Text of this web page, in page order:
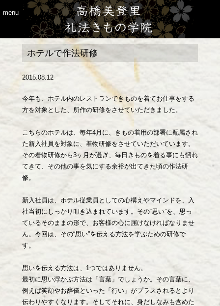
menu
ホテルで作法研修
2015.08.12
今年も、ホテル内のレストランできものを着てお仕事をする
方を対象とした、所作の研修をさせていただきました。
こちらのホテルは、毎年4月に、きもの着用の部署に配属され
た新入社員を対象に、着物研修をさせていただいています。
その着物研修から3ヶ月が過ぎ、毎日きものを着る事にも慣れ
てきて、その他の事を気にする余裕が出てきた頃の作法研
修。
新入社員は、ホテル従業員としての心構えやマインドを、入
社当初にしっかり叩き込まれています。その“思い”を、思っ
ているそのままの形で、お客様の心に届けなければなりませ
ん。今回は、その“思い”を伝える方法を学ぶための研修で
す。
思いを伝える方法は、1つではありません。
最初に思い浮かぶ方法は「言葉」でしょうか。その言葉に、
例えば笑顔やお辞儀といった「行い」がプラスされるとより
伝わりやすくなります。そしてそれに、身だしなみも含めた